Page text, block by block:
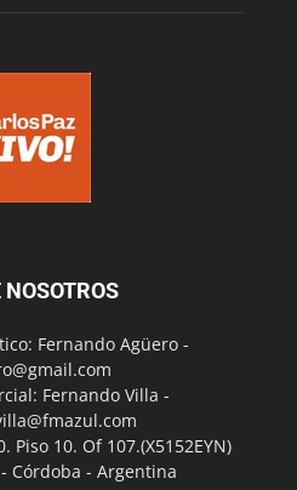
NOSOTROS
Fernando Agüero -
Fernando Villa -
Piso 10. Of 107.(X5152EYN)
Córdoba - Argentina